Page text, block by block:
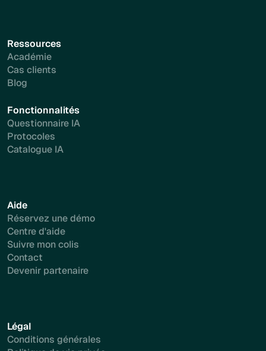
Ressources
Académie
Cas clients
Blog
Fonctionnalités
Questionnaire IA
Protocoles
Catalogue IA
Aide
Réservez une démo
Centre d'aide
Suivre mon colis
Contact
Devenir partenaire
Légal
Conditions générales